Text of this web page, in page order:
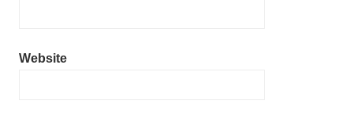
Website